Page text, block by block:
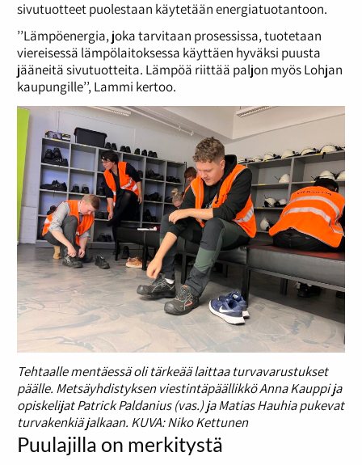
sivutuotteet puolestaan käytetään energiatuotantoon.
’’Lämpöenergia, joka tarvitaan prosessissa, tuotetaan
viereisessä lämpölaitoksessa käyttäen hyväksi puusta
jääneitä sivutuotteita. Lämpöä riittää paljon myös Lohjan
kaupungille’’, Lammi kertoo.
Tehtaalle mentäessä oli tärkeää laittaa turvavarustukset
päälle. Metsäyhdistyksen viestintäpäällikkö Anna Kauppi ja
opiskelijat Patrick Paldanius (vas.) ja Matias Hauhia pukevat
turvakenkiä jalkaan. KUVA: Niko Kettunen
Puulajilla on merkitystä